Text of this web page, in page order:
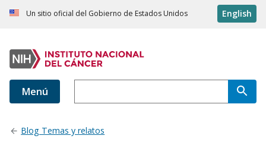
Un sitio oficial del Gobierno de Estados Unidos English
Menú
Blog Temas y relatos